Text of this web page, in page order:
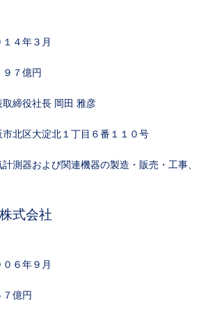
１４年３月
９７億円
取締役社長 岡田 雅彦
市北区大淀北１丁目６番１１０号
計測器および関連機器の製造・販売・工事、
式会社
０６年９月
７億円